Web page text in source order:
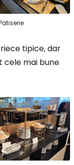
tipice, dar
cele mai bune